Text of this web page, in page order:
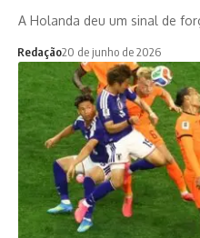
A Holanda deu um sinal de
Redação20 de junho de 2026